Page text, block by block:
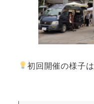
初回開催の様子は